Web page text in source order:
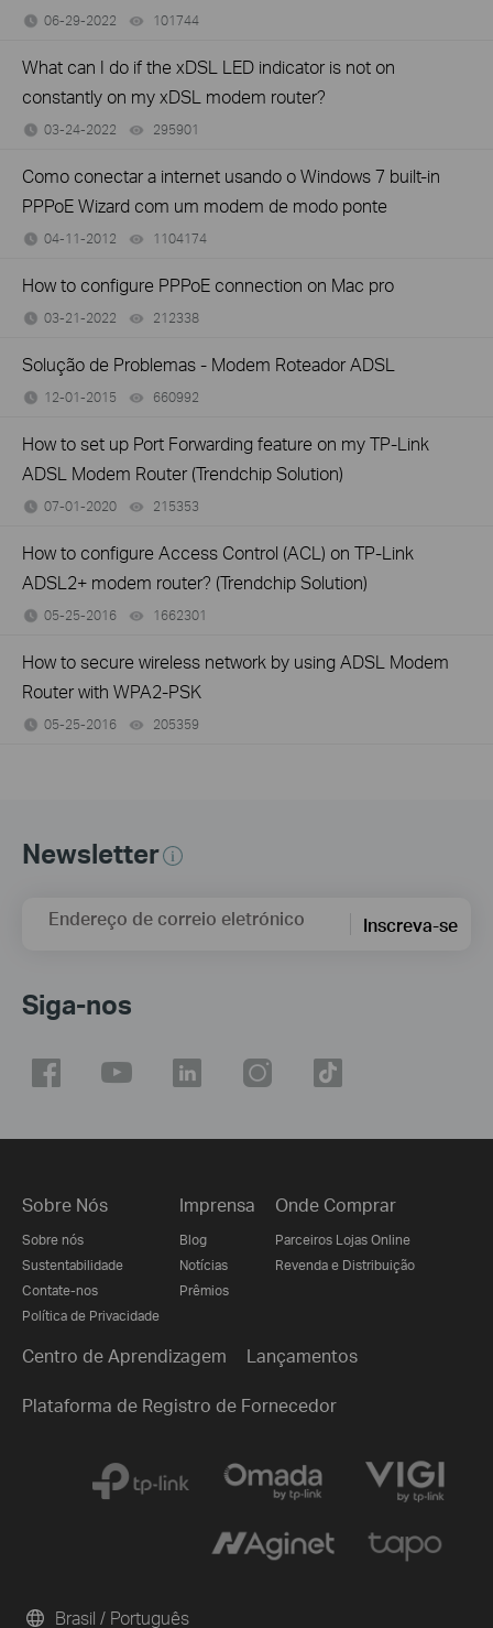
06-29-2022 101744
What can I do if the xDSL LED indicator is not on
constantly on my xDSL modem router?
03-24-2022 295901
Como conectar a internet usando o Windows 7 built-in
PPPoE Wizard com um modem de modo ponte
04-11-2012 1104174
How to configure PPPoE connection on Mac pro
03-21-2022 212338
Solução de Problemas - Modem Roteador ADSL
12-01-2015 660992
How to set up Port Forwarding feature on my TP-Link
ADSL Modem Router (Trendchip Solution)
07-01-2020 215353
How to configure Access Control (ACL) on TP-Link
ADSL2+ modem router? (Trendchip Solution)
05-25-2016 1662301
How to secure wireless network by using ADSL Modem
Router with WPA2-PSK
05-25-2016 205359
Newsletter
Endereço de correio eletrónico Inscreva-se
Siga-nos
Sobre Nós
Sobre nós
Sustentabilidade
Contate-nos
Política de Privacidade
Imprensa
Blog
Notícias
Prêmios
Onde Comprar
Parceiros Lojas Online
Revenda e Distribuição
Centro de Aprendizagem Lançamentos
Plataforma de Registro de Fornecedor
Brasil / Português